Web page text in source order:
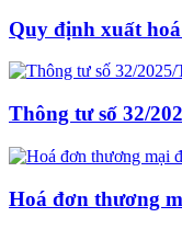
Quy định xuất
Thông tư số 32/
Hoá đơn thương